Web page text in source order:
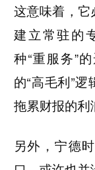
这意味着，它
建立常驻的
种“重服务”
的“高毛利”
拖累财报的利
另外，宁德